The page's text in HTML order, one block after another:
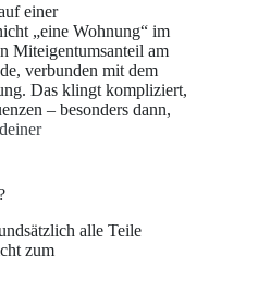
einer
„eine Wohnung“ im
Miteigentumsanteil am
verbunden mit dem
Das klingt kompliziert,
– besonders dann,
alle Teile
zum